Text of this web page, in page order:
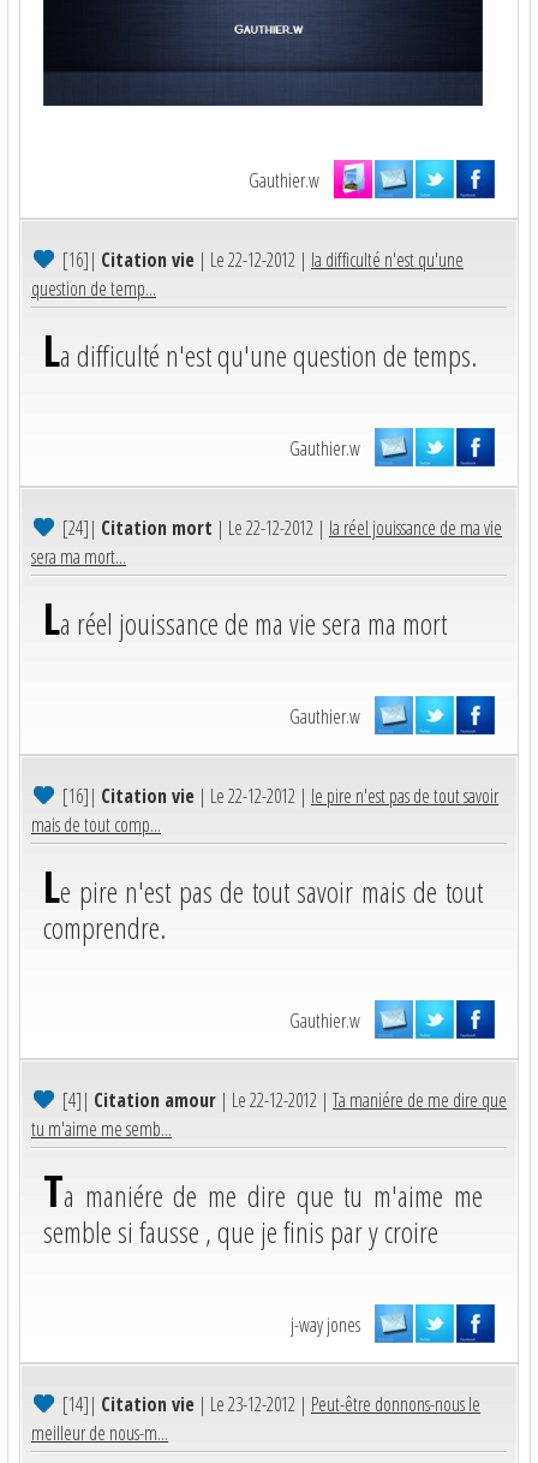
Gauthier.w
[16]| Citation vie | Le 22-12-2012 | la difficulté n'est qu'une
question de temp...
La difficulté n'est qu'une question de temps.
Gauthier.w
[24]| Citation mort | Le 22-12-2012 | la réel jouissance de ma vie
sera ma mort...
La réel jouissance de ma vie sera ma mort
Gauthier.w
[16]| Citation vie | Le 22-12-2012 | le pire n'est pas de tout savoir
mais de tout comp...
Le pire n'est pas de tout savoir mais de tout
comprendre.
Gauthier.w
[4]| Citation amour | Le 22-12-2012 |Ta maniére de me dire que
tu m'aime me semb...
Ta maniére de me dire que tu m'aime me
semble si fausse , que je finis par y croire
j-way jones
[14]| Citation vie | Le 23-12-2012 | Peut-être donnons-nous le
meilleur de nous-m...